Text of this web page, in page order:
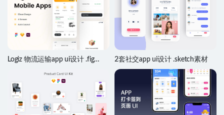
Logiz 物流运输app ui设计 .fig
2套社交app ui设计 .sketch素材